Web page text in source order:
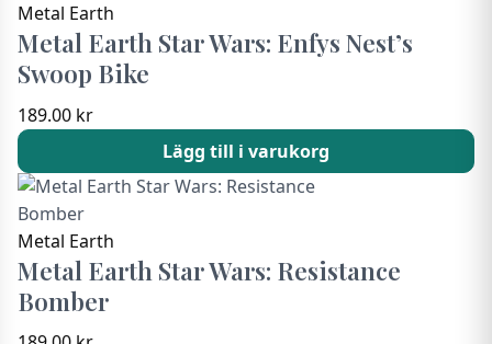
Metal Earth
Metal Earth Star Wars: Enfys Nest’s
Swoop Bike
189.00 kr
Lägg till i varukorg
Metal Earth
Metal Earth Star Wars: Resistance
Bomber